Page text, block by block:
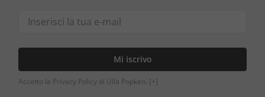
Mi iscrivo
Accetto la Privacy Policy di Ulla Popken. [+]